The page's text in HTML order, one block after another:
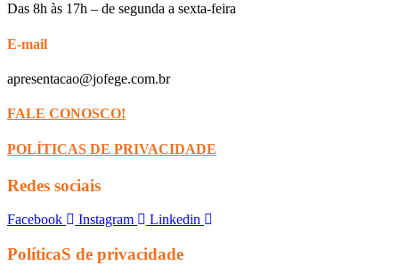
Das 8h às 17h – de segunda a sexta-feira
E-mail
apresentacao@jofege.com.br
FALE CONOSCO!
POLÍTICAS DE PRIVACIDADE
Redes sociais
Facebook Instagram Linkedin
PolíticaS de privacidade